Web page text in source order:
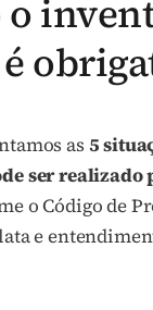
o
as 5
ser realizado
o Código de
e